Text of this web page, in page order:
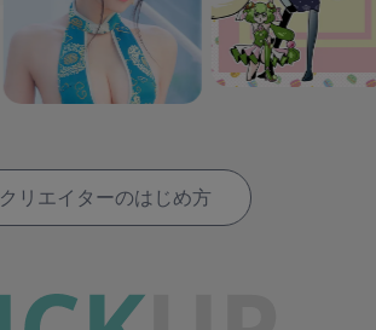
クリエイターのはじめ方